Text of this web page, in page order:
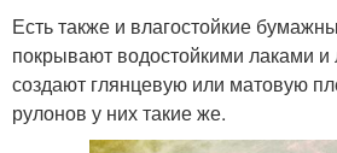
Есть также и влагостойкие
покрывают водостойкими лаками и
создают глянцевую или матовую
рулонов у них такие же.